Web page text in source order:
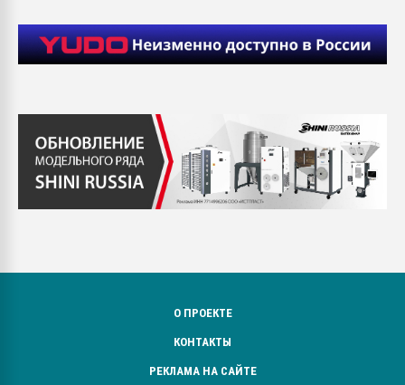
О ПРОЕКТЕ
КОНТАКТЫ
РЕКЛАМА НА САЙТЕ